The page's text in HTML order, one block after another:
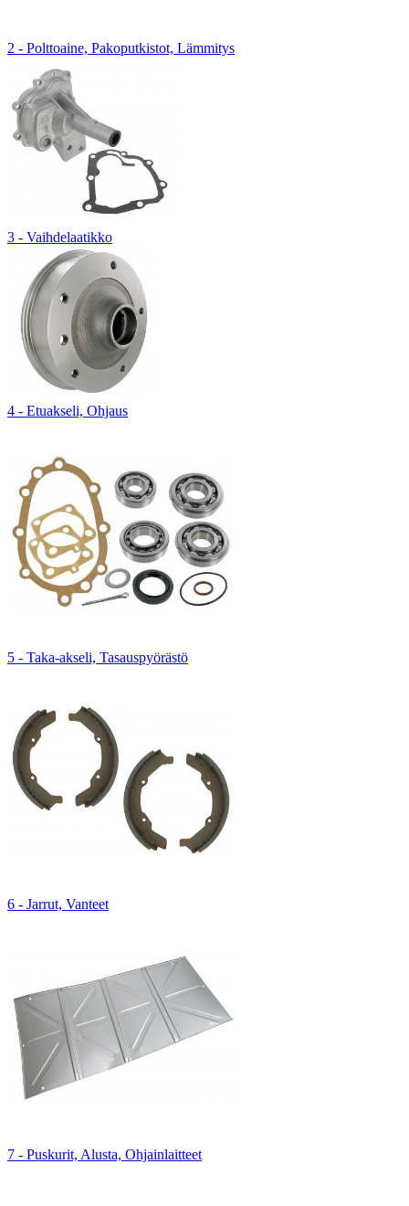
2 - Polttoaine, Pakoputkistot, Lämmitys
3 - Vaihdelaatikko
4 - Etuakseli, Ohjaus
5 - Taka-akseli, Tasauspyörästö
6 - Jarrut, Vanteet
7 - Puskurit, Alusta, Ohjainlaitteet